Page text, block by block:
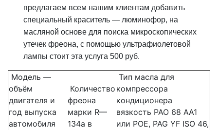
предлагаем всем нашим клиентам добавить
специальный краситель — люминофор, на
масляной основе для поиска микроскопических
утечек фреона, с помощью ультрафиолетовой
лампы стоит эта услуга 500 руб.
Модель —
объём
двигателя и
год выпуска
автомобиля
Количество
фреона
марки R—
134a в
Тип масла для
компрессора
кондиционера
вязкость PAO 68 AA1
или POE, PAG YF ISO 46,